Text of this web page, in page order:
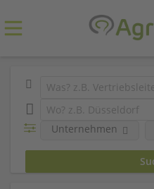
Unternehmen